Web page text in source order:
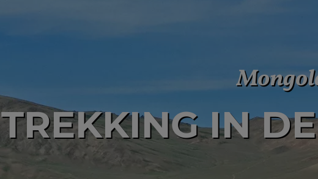
TREKKING IN